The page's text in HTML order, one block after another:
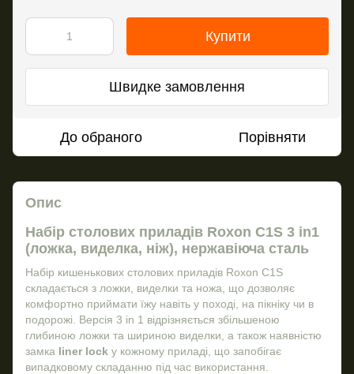
Купити
Швидке замовлення
До обраного Порівняти
Опис
Набір столових приладів Roxon C1S 3 in1
(ложка, виделка, ніж), нержавіюча сталь
Набір кишенькових столових приладів Roxon C1S
складається з ложки, виделки та ножа, що дозволяє
комфортно приймати їжу навіть у поході, на пікніку чи в
подорожі. Версія 3 in 1 відрізняється збільшеною
глибиною ложки та шириною виделки, а також наявністю
замка liner lock у кожному приладі, що запобігає
випадковому складанню під час використання.